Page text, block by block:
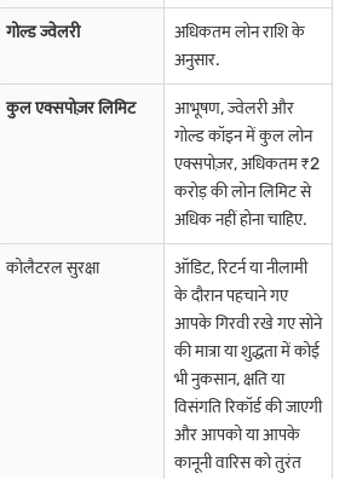
औरंगाबाद में गोल्ड लोन मदुरई में गोल्ड लोन
विजयवाड़ा में गोल्ड लोन
कोल्लम में गोल्ड लोन
भुवनेश्वर में गोल्ड लोन
पुणे में गोल्ड लोन
शिमला में गोल्ड लोन
अहमदाबाद में गोल्ड लोन
गोल्ड ज्वेलरी
अधिकतम लोन राशि के
अनुसार.
कुल एक्सपोज़र लिमिट
आभूषण, ज्वेलरी और
गोल्ड कॉइन में कुल लोन
एक्सपोज़र, अधिकतम ₹2
करोड़ की लोन लिमिट से
अधिक नहीं होना चाहिए.
कोलैटरल सुरक्षा
ऑडिट, रिटर्न या नीलामी
के दौरान पहचाने गए
आपके गिरवी रखे गए सोने
की मात्रा या शुद्धता में कोई
भी नुकसान, क्षति या
विसंगति रिकॉर्ड की जाएगी
और आपको या आपके
कानूनी वारिस को तुरंत